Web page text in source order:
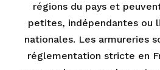
régions du pays et
petites, indépendantes ou
nationales. Les armureries
réglementation stricte en